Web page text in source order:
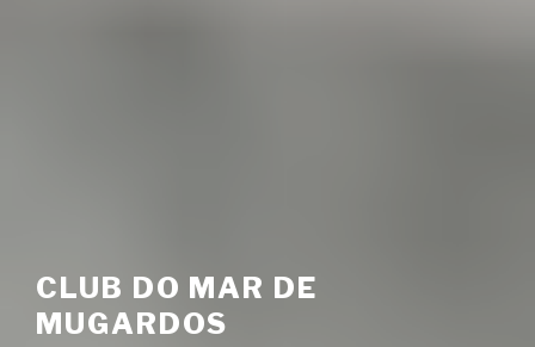
CLUB DO MAR DE
MUGARDOS